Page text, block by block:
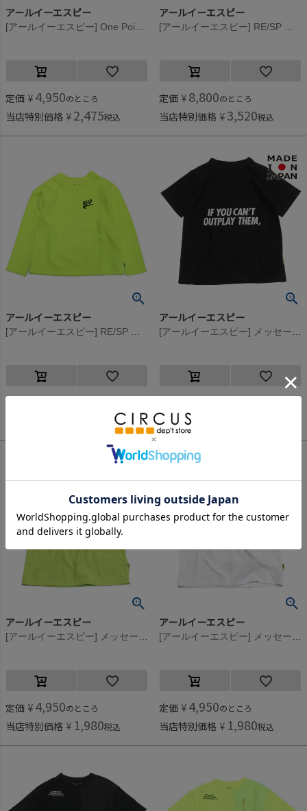
アールイーエスピー
[アールイーエスピー] One Point ロングスリーブTee ライム
定価 ¥ 4,950のところ
当店特別価格 ¥ 2,475税込
アールイーエスピー
[アールイーエスピー] RE/SP ワンポイント ロングTシャツ ブラック
定価 ¥ 8,800のところ
当店特別価格 ¥ 3,520税込
アールイーエスピー
[アールイーエスピー] RE/SP ワンポイント ロングTシャツ ライム
8,800
税込
アールイーエスピー
[アールイーエスピー] メッセージTee ブラック
4,950
当店特別価格
アールイーエスピー
[アールイーエスピー] メッセージTee ライム
定価 ¥ 4,950のところ
当店特別価格 ¥ 1,980税込
アールイーエスピー
[アールイーエスピー] メッセージTee ホワイト
定価 ¥ 4,950のところ
当店特別価格 ¥ 1,980税込